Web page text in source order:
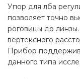
Упор для лба
позволяет точно
роговицы до
вертексного
Прибор
данного типа